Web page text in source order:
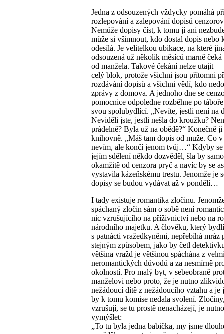
Jedna z odsouzených vždycky pomáhá
rozlepování a zalepování dopisů
Nemůže dopisy číst, k tomu jí ani
může si všimnout, kdo dostal dopis nebo
odesílá. Je velitelkou ubikace, na které
odsouzená už několik měsíců marně čeká
od manžela. Takové čekání nelze utajit
celý blok, protože všichni jsou přítomni
rozdávání dopisů a všichni vědí, kdo
zprávy z domova. A jednoho dne se
pomocnice odpoledne rozběhne po
svou spolubydlící. „Nevíte, jestli není na
Neviděli jste, jestli nešla do kroužku?
prádelně? Byla už na obědě?“ Konečně
knihovně. „Máš tam dopis od muže. Co
nevím, ale končí jenom tvůj…“ Kdyby se
jejím sdělení někdo dozvěděl, šla by
okamžitě od cenzora pryč a navíc by se
vystavila kázeňskému trestu. Jenomže je
dopisy se budou vydávat až v pondělí…
I tady existuje romantika zločinu.
spáchaný zločin sám o sobě není
nic vzrušujícího na příživnictví nebo na
národního majetku. A člověku, který
s patnácti vražedkyněmi, nepřebíhá mráz
stejným způsobem, jako by četl
většina vražd je většinou spáchána z
neromantických důvodů a za nesmírně
okolností. Pro malý byt, v sebeobraně
manželovi nebo proto, že je nutno
nežádoucí dítě z nežádoucího vztahu a je
by k tomu komise nedala svolení.
vzrušují, se tu prostě nenacházejí, je
vymýšlet:
„To tu byla jedna babička, my jsme